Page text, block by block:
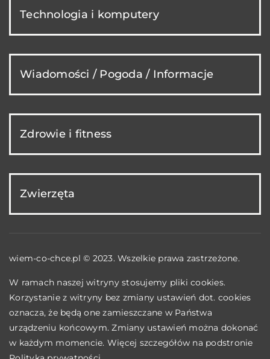
Technologia i komputery
Wiadomości / Pogoda / Informacje
Zdrowie i fitness
Zwierzęta
wiem-co-chce.pl © 2023. Wszelkie prawa zastrzeżone.
W ramach naszej witryny stosujemy pliki cookies.
Korzystanie z witryny bez zmiany ustawień dot. cookies
oznacza, że będą one zamieszczane w Państwa
urządzeniu końcowym. Zmiany ustawień można dokonać
w każdym momencie. Więcej szczegółów na podstronie